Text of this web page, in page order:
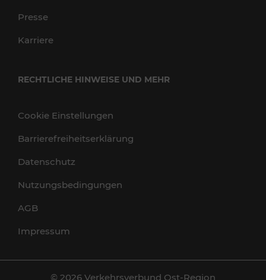
Presse
Karriere
RECHTLICHE HINWEISE UND MEHR
Cookie Einstellungen
Barrierefreiheitserklärung
Datenschutz
Nutzungsbedingungen
AGB
Impressum
© 2026 Verkehrsverbund Ost-Region